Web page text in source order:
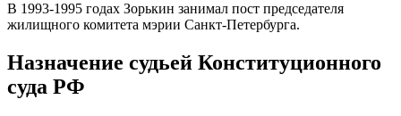
В 1993-1995 годах Зорькин занимал пост председателя
жилищного комитета мэрии Санкт-Петербурга.
Назначение судьей Конституционного
суда РФ